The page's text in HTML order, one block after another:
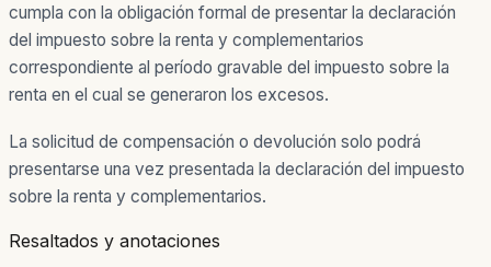
cumpla con la obligación formal de presentar la declaración
del impuesto sobre la renta y complementarios
correspondiente al período gravable del impuesto sobre la
renta en el cual se generaron los excesos.
La solicitud de compensación o devolución solo podrá
presentarse una vez presentada la declaración del impuesto
sobre la renta y complementarios.
Resaltados y anotaciones